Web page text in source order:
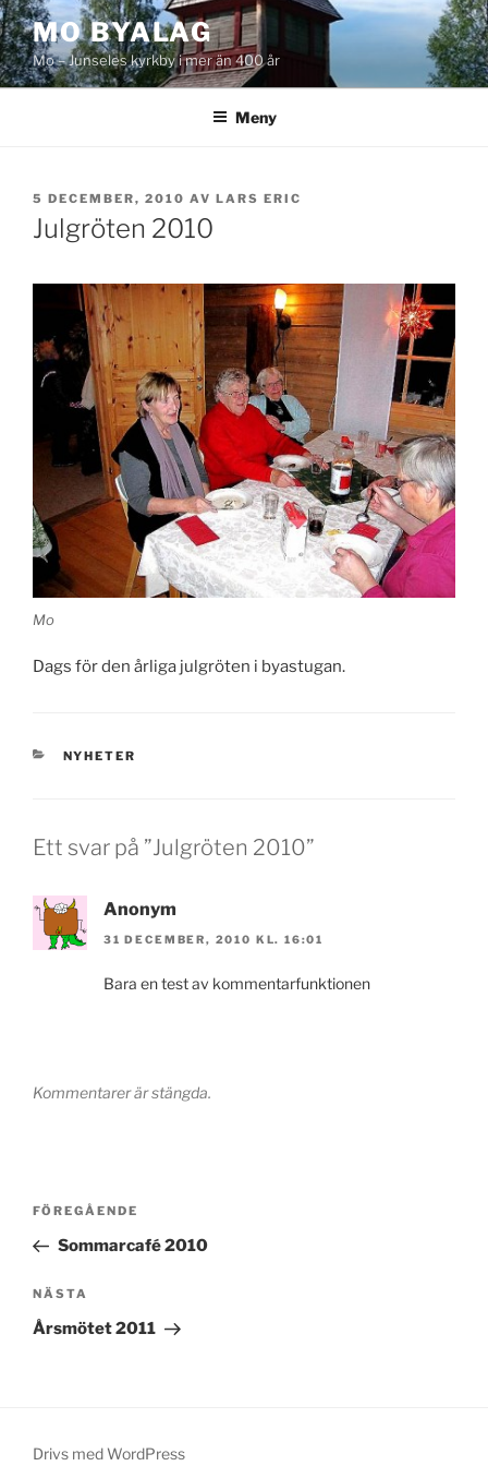
Hoppa
till
innehåll
MO BYALAG
Mo – Junseles kyrkby i mer än 400 år
Meny
PUBLICERAT
5 DECEMBER, 2010 AV LARS ERIC
Julgröten 2010
Mo
Dags för den årliga julgröten i byastugan.
KATEGORIER
NYHETER
Ett svar på ”Julgröten 2010”
Anonym
31 DECEMBER, 2010 KL. 16:01
Bara en test av kommentarfunktionen
Kommentarer är stängda.
Inläggsnavigering
Föregående
inlägg
FÖREGÅENDE
Sommarcafé 2010
Nästa
inlägg
NÄSTA
Årsmötet 2011
Drivs med WordPress